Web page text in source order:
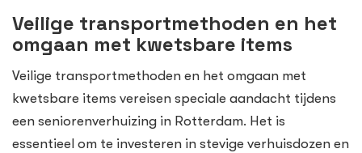
Veilige transportmethoden en het
omgaan met kwetsbare items
Veilige transportmethoden en het omgaan met
kwetsbare items vereisen speciale aandacht tijdens
een seniorenverhuizing in Rotterdam. Het is
essentieel om te investeren in stevige verhuisdozen en